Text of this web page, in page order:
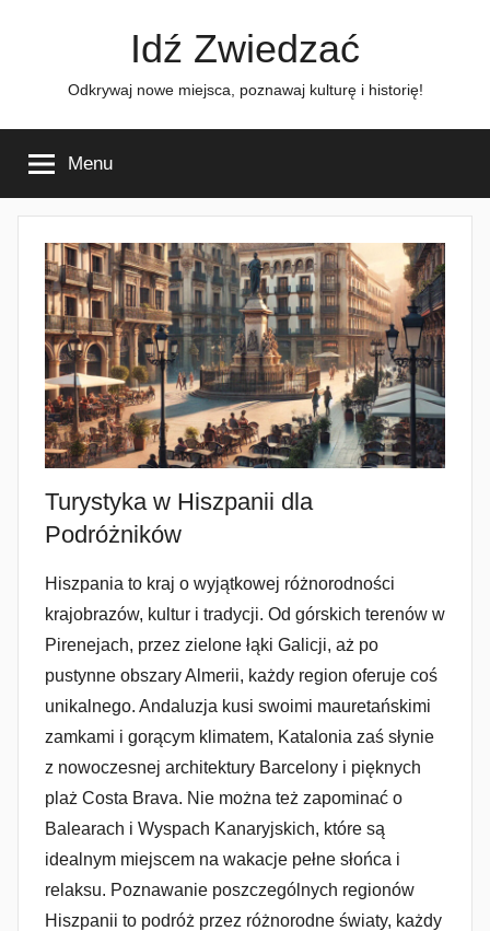
Idź Zwiedzać
Odkrywaj nowe miejsca, poznawaj kulturę i historię!
Menu
Turystyka w Hiszpanii dla
Podróżników
Hiszpania to kraj o wyjątkowej różnorodności
krajobrazów, kultur i tradycji. Od górskich terenów w
Pirenejach, przez zielone łąki Galicji, aż po
pustynne obszary Almerii, każdy region oferuje coś
unikalnego. Andaluzja kusi swoimi mauretańskimi
zamkami i gorącym klimatem, Katalonia zaś słynie
z nowoczesnej architektury Barcelony i pięknych
plaż Costa Brava. Nie można też zapominać o
Balearach i Wyspach Kanaryjskich, które są
idealnym miejscem na wakacje pełne słońca i
relaksu. Poznawanie poszczególnych regionów
Hiszpanii to podróż przez różnorodne światy, każdy